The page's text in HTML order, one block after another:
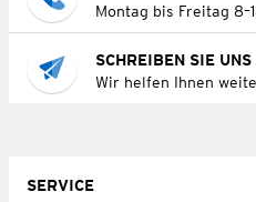
Montag bis Freitag
SCHREIBEN SIE UNS
Wir helfen Ihnen
SERVICE